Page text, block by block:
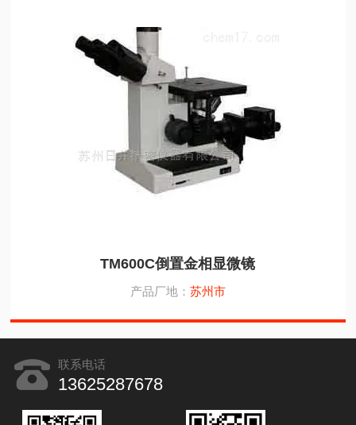
TM600C倒置金相显微镜
产品厂地： 苏州市
联系电话
13625287678